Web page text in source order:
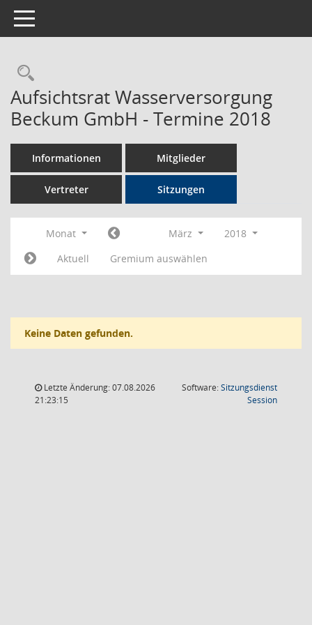
Toggle navigation
Rechercheauswahl
Aufsichtsrat Wasserversorgung
Beckum GmbH - Termine 2018
Informationen Mitglieder
Vertreter Sitzungen
Monat März
2018
Aktuell
Gremium auswählen
Keine Daten gefunden.
Letzte Änderung: 07.08.2026
21:23:15
Software:Sitzungsdienst
Session(Wird in